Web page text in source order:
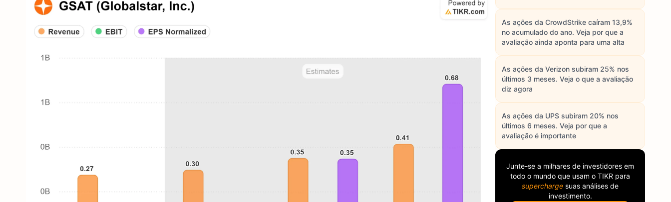
As ações da CrowdStrike caíram 13,9%
no acumulado do ano. Veja por que a
avaliação ainda aponta para uma alta
As ações da Verizon subiram 25% nos
últimos 3 meses. Veja o que a avaliação
diz agora
As ações da UPS subiram 20% nos
últimos 6 meses. Veja por que a
avaliação é importante
Junte-se a milhares de investidores em
todo o mundo que usam o TIKR para
supercharge suas análises de
investimento.